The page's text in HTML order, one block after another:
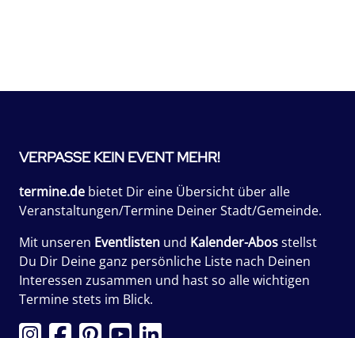
VERPASSE KEIN EVENT MEHR!
termine.de bietet Dir eine Übersicht über alle
Veranstaltungen/Termine Deiner Stadt/Gemeinde.
Mit unseren Eventlisten und Kalender-Abosstellst
Du Dir Deine ganz persönliche Liste nach Deinen
Interessen zusammen und hast so alle wichtigen
Termine stets im Blick.